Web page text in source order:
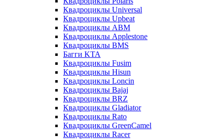
Квадроциклы Universal
Квадроциклы Upbeat
Квадроциклы ABM
Квадроциклы Applestone
Квадроциклы BMS
Багги KTA
Квадроциклы Fusim
Квадроциклы Hisun
Квадроциклы Loncin
Квадроциклы Bajaj
Квадроциклы BRZ
Квадроциклы Gladiator
Квадроциклы Rato
Квадроциклы GreenCamel
Квадроциклы Racer